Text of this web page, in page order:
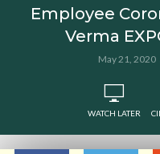
Employee
Verma
May 21, 2020
WATCH LATER